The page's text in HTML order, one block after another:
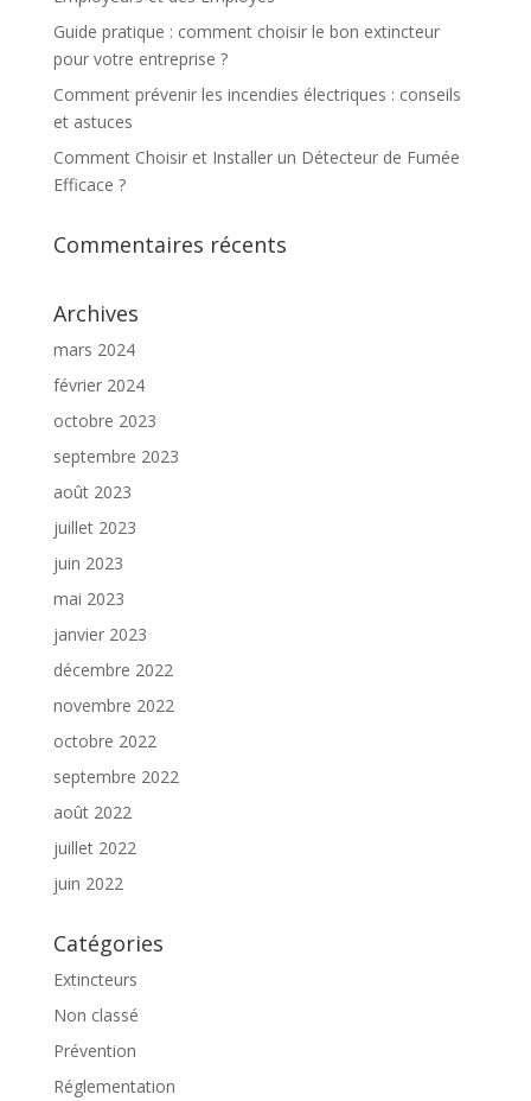
Guide pratique : comment choisir le bon extincteur
pour votre entreprise ?
Comment prévenir les incendies électriques : conseils
et astuces
Comment Choisir et Installer un Détecteur de Fumée
Efficace ?
Commentaires récents
Archives
mars 2024
février 2024
octobre 2023
septembre 2023
août 2023
juillet 2023
juin 2023
mai 2023
janvier 2023
décembre 2022
novembre 2022
octobre 2022
septembre 2022
août 2022
juillet 2022
juin 2022
Catégories
Extincteurs
Non classé
Prévention
Réglementation